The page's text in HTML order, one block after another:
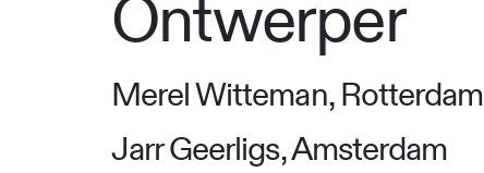
Ontwerper
Merel Witteman, Rotterdam
Jarr Geerligs, Amsterdam